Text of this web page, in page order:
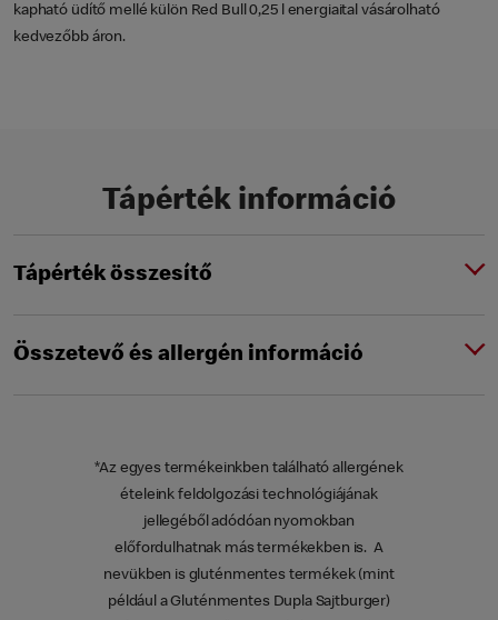
kapható üdítő mellé külön Red Bull 0,25 l energiaital vásárolható
kedvezőbb áron.
Tápérték információ
Tápérték összesítő
Összetevő és allergén információ
*Az egyes termékeinkben található allergének
ételeink feldolgozási technológiájának
jellegéből adódóan nyomokban
előfordulhatnak más termékekben is. A
nevükben is gluténmentes termékek (mint
például a Gluténmentes Dupla Sajtburger)